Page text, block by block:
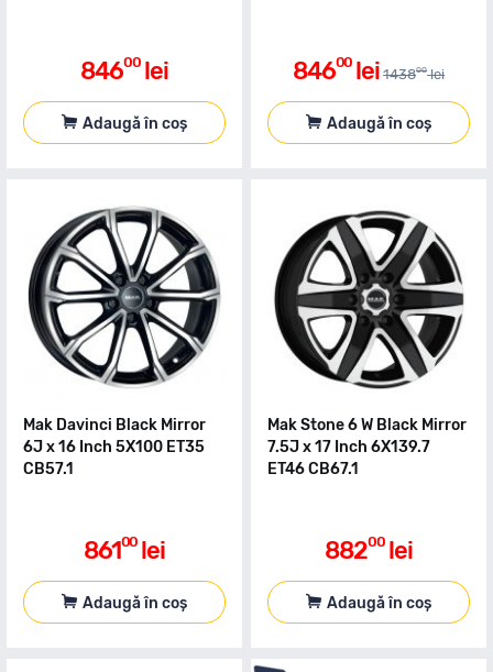
84600 lei
Adaugă în coș
84600 lei 143800 lei
Adaugă în coș
Mak Davinci Black Mirror
6J x 16 Inch 5X100 ET35
CB57.1
86100 lei
Adaugă în coș
Mak Stone 6 W Black Mirror
7.5J x 17 Inch 6X139.7
ET46 CB67.1
88200 lei
Adaugă în coș